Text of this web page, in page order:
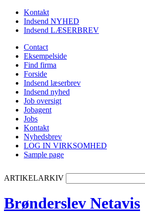
Kontakt
Indsend NYHED
Indsend LÆSERBREV
Contact
Eksempelside
Find firma
Forside
Indsend læserbrev
Indsend nyhed
Job oversigt
Jobagent
Jobs
Kontakt
Nyhedsbrev
LOG IN VIRKSOMHED
Sample page
ARTIKELARKIV
Brønderslev Netavis